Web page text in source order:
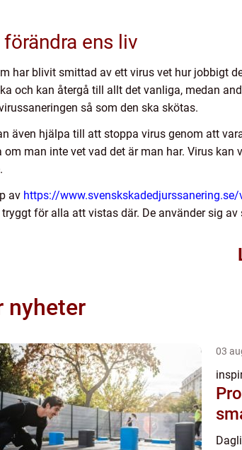
förändra ens liv
har blivit smittad av ett virus vet hur jobbigt
och kan återgå till allt det vanliga, medan
så som den ska skötas.
även hjälpa till att stoppa virus genom att
om man inte vet vad det är man har. Virus
av https://www.svenskskadedjurssanering.se/
för alla att vistas där. De använder sig
nyheter
03